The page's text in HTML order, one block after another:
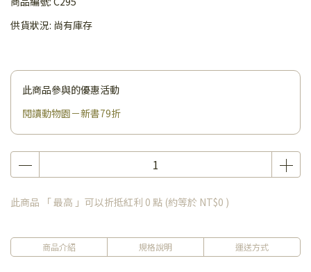
供貨狀況: 尚有庫存
此商品參與的優惠活動
閱讀動物園－新書79折
此商品 「 最高 」可以折抵紅利 0 點 (約等於 NT$0 )
商品介紹 規格說明 運送方式